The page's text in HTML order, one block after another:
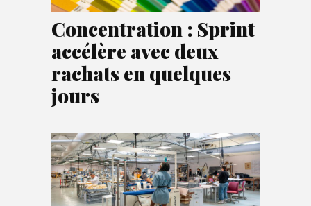
Concentration : Sprint
accélère avec deux
rachats en quelques
jours